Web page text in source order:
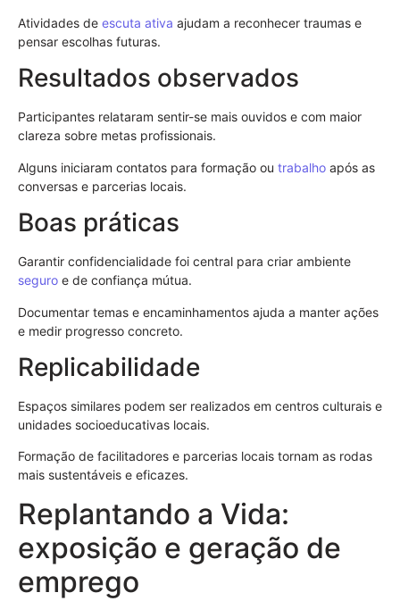
Atividades de escuta ativa ajudam a reconhecer traumas e
pensar escolhas futuras.
Resultados observados
Participantes relataram sentir-se mais ouvidos e com maior
clareza sobre metas profissionais.
Alguns iniciaram contatos para formação ou trabalho após as
conversas e parcerias locais.
Boas práticas
Garantir confidencialidade foi central para criar ambiente
seguro e de confiança mútua.
Documentar temas e encaminhamentos ajuda a manter ações
e medir progresso concreto.
Replicabilidade
Espaços similares podem ser realizados em centros culturais e
unidades socioeducativas locais.
Formação de facilitadores e parcerias locais tornam as rodas
mais sustentáveis e eficazes.
Replantando a Vida:
exposição e geração de
emprego